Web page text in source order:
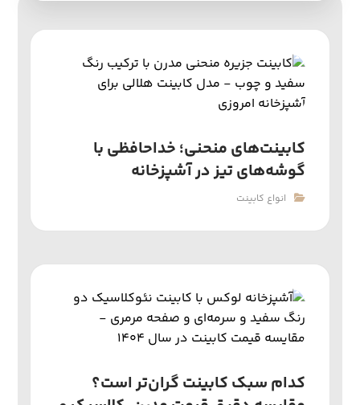
کابینت‌های منحنی؛ خداحافظی با
گوشه‌های تیز در آشپزخانه
انواع کابینت
کدام سبک کابینت گران‌تر است؟